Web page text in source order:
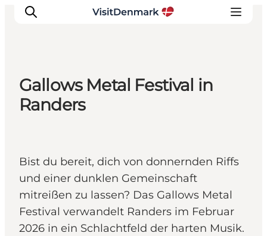
Inspiration
Reiseplanung
Gallows Metal Festival in
Randers
Bist du bereit, dich von donnernden Riffs
und einer dunklen Gemeinschaft
mitreißen zu lassen? Das Gallows Metal
Festival verwandelt Randers im Februar
2026 in ein Schlachtfeld der harten Musik.